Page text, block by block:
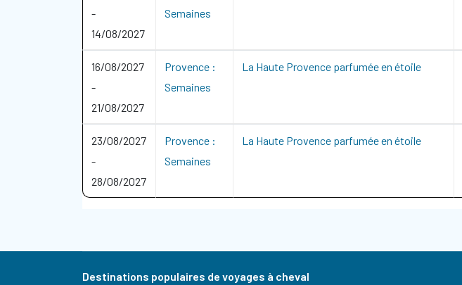
-
14/08/2027
Semaines
16/08/2027
-
21/08/2027
Provence :
Semaines
La Haute Provence parfumée en étoile
23/08/2027
-
28/08/2027
Provence :
Semaines
La Haute Provence parfumée en étoile
Destinations populaires de voyages à cheval